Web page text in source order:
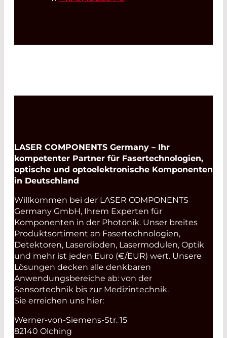
LASER COMPONENTS Germany – Ihr
kompetenter Partner für Fasertechnologien,
optische und optoelektronische Komponenten
in Deutschland
Willkommen bei der LASER COMPONENTS
Germany GmbH, Ihrem Experten für
Komponenten in der Photonik. Unser breites
Produktsortiment an Fasertechnologien,
Detektoren, Laserdioden, Lasermodulen, Optik
und mehr ist jeden Euro (€/EUR) wert. Unsere
Lösungen decken alle denkbaren
Anwendungsbereiche ab: von der
Sensortechnik bis zur Medizintechnik.
Sie erreichen uns hier:
Werner-von-Siemens-Str. 15
82140 Olching